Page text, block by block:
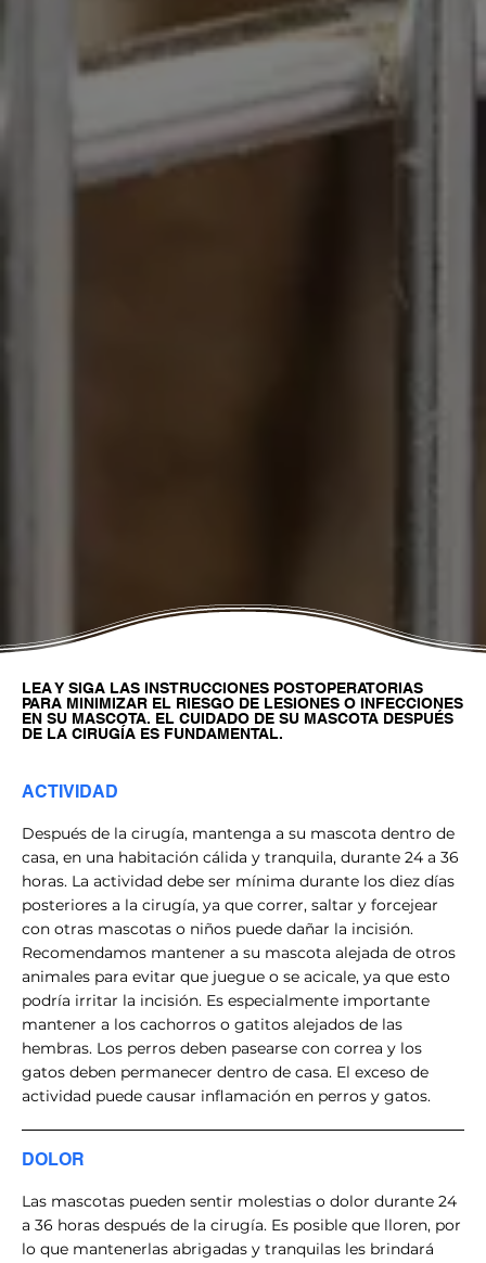
LEA Y SIGA LAS INSTRUCCIONES POSTOPERATORIAS
PARA MINIMIZAR EL RIESGO DE LESIONES O INFECCIONES
EN SU MASCOTA. EL CUIDADO DE SU MASCOTA DESPUÉS
DE LA CIRUGÍA ES FUNDAMENTAL.
ACTIVIDAD
Después de la cirugía, mantenga a su mascota dentro de
casa, en una habitación cálida y tranquila, durante 24 a 36
horas. La actividad debe ser mínima durante los diez días
posteriores a la cirugía, ya que correr, saltar y forcejear
con otras mascotas o niños puede dañar la incisión.
Recomendamos mantener a su mascota alejada de otros
animales para evitar que juegue o se acicale, ya que esto
podría irritar la incisión. Es especialmente importante
mantener a los cachorros o gatitos alejados de las
hembras. Los perros deben pasearse con correa y los
gatos deben permanecer dentro de casa. El exceso de
actividad puede causar inflamación en perros y gatos.
DOLOR
Las mascotas pueden sentir molestias o dolor durante 24
a 36 horas después de la cirugía. Es posible que lloren, por
lo que mantenerlas abrigadas y tranquilas les brindará